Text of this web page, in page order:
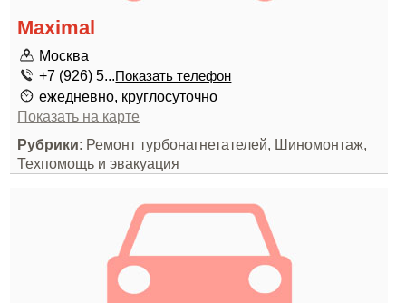
Maximal
Москва
+7 (926) 5...Показать телефон
ежедневно, круглосуточно
Показать на карте
Рубрики: Ремонт турбонагнетателей, Шиномонтаж,
Техпомощь и эвакуация